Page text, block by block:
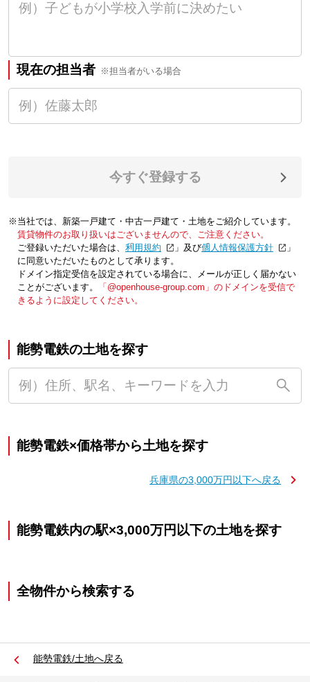
現在の担当者 ※担当者がいる場合
今すぐ登録する
※当社では、新築一戸建て・中古一戸建て・土地をご紹介しています。
賃貸物件のお取り扱いはございませんので、ご注意ください。
ご登録いただいた場合は、「利用規約 」及び「個人情報保護方針
」
に同意いただいたものとして承ります。
ドメイン指定受信を設定されている場合に、メールが正しく届かない
ことがございます。
「@openhouse-group.com」のドメインを受信で
きるように設定してください。
能勢電鉄の土地を探す
能勢電鉄×価格帯から土地を探す
兵庫県の3,000万円以下へ戻る
能勢電鉄内の駅×3,000万円以下の土地を探す
全物件から検索する
能勢電鉄/土地へ戻る